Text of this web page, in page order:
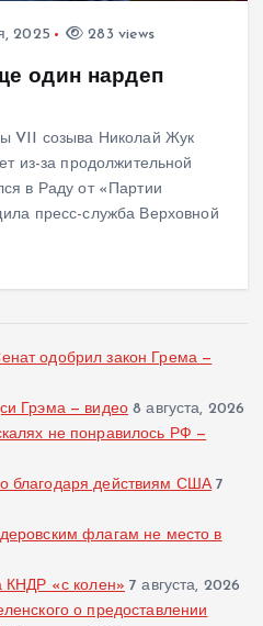
2025 283 views
один нардеп
VII созыва Николай Жук
из-за продолжительной
в Раду от «Партии
пресс-служба Верховной
одобрил закон Грема —
Грэма — видео 8 августа, 2026
не понравилось РФ —
благодаря действиям США 7
флагам не место в
КНДР «с колен» 7 августа, 2026
о предоставлении